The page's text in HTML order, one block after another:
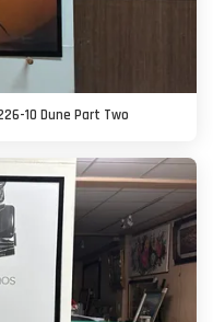
10 Dune Part Two